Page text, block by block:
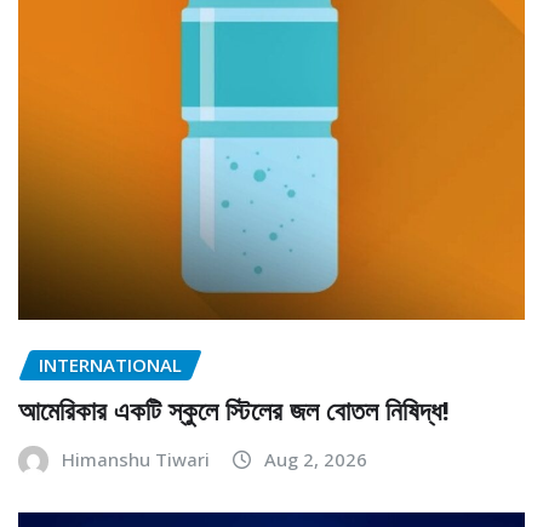
INTERNATIONAL
আমেরিকার একটি স্কুলে স্টিলের জল বোতল নিষিদ্ধ!
Himanshu Tiwari Aug 2, 2026